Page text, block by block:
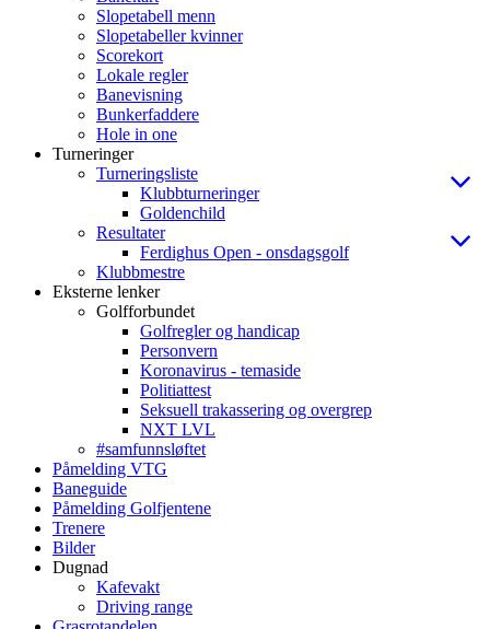
Slopetabell menn
Slopetabeller kvinner
Scorekort
Lokale regler
Banevisning
Bunkerfaddere
Hole in one
Turneringer
Turneringsliste
Klubbturneringer
Goldenchild
Resultater
Ferdighus Open - onsdagsgolf
Klubbmestre
Eksterne lenker
Golfforbundet
Golfregler og handicap
Personvern
Koronavirus - temaside
Politiattest
Seksuell trakassering og overgrep
NXT LVL
#samfunnsløftet
Påmelding VTG
Baneguide
Påmelding Golfjentene
Trenere
Bilder
Dugnad
Kafevakt
Driving range